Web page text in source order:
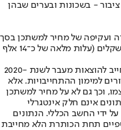
- בשכונות ובערים שבהן
ועקיפה של מחיר למשתכן בסך
20 מיליארד שקלים, ואפילו ל־25 מיליארד שקלים (עלות מלאה של כ־14 אלף
"חוק הנומרטור" אוסר על הממשלה להתחייב להוצאות מעבר לשנת 2020-
למימון ההתחייבויות. אלא
וכך גם לא על מחיר למשתכן
אינם חלק אינטגרלי
לשנת 2017 שפורסמו על ידי החשב הכללי. הנתונים
תחת הכותרת הלא מחייבת